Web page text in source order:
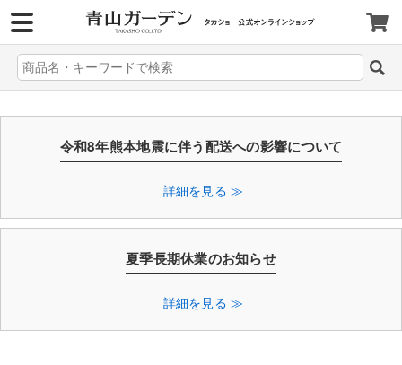
令和8年熊本地震に伴う配送への影響について
詳細を見る ≫
夏季長期休業のお知らせ
詳細を見る ≫